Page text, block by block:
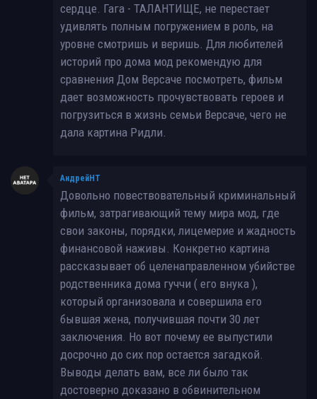
сердце. Гага - ТАЛАНТИЩЕ, не перестает
удивлять полным погружением в роль, на
уровне смотришь и веришь. Для любителей
историй про дома мод рекомендую для
сравнения Дом Версаче посмотреть, фильм
дает возможность прочувствовать героев и
погрузиться в жизнь семьи Версаче, чего не
дала картина Ридли.
АндрейНТ
Довольно повествовательный криминальный
фильм, затрагивающий тему мира мод, где
свои законы, порядки, лицемерие и жадность
финансовой наживы. Конкретно картина
рассказывает об целенаправленном убийстве
родственника дома гуччи ( его внука ),
который организовала и совершила его
бывшая жена, получившая почти 30 лет
заключения. Но вот почему ее выпустили
досрочно до сих пор остается загадкой.
Выводы делать вам, все ли было так
достоверно доказано в обвинительном